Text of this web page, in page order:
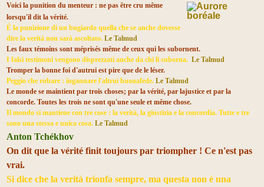
Voici la punition du menteur : ne pas être cru même
lorsqu'il dit la vérité.
É la punizione di un bugiardo quella che se anche dovesse
dire la verità non sarà ascoltato. Le Talmud
Les faux témoins sont méprisés même de ceux qui les subornent.
I falsi testimoni vengono disprezzati anche da chi li suborna. Le Talmud
Tromper la bonne foi d'autrui est pire que de le léser.
Peggio che rubare : ingannare l'altrui buonafede. Le Talmud
Le monde se maintient par trois choses; par la vérité, par lajustice et par la
concorde. Toutes les trois ne sont qu'une seule et même chose.
Il mondo si mantiene con tre cose : la verità, la giustizia e la concordia. Tutte e tre
sono una stessa e unica cosa. Le Talmud
Anton Tchékhov
On dit que la vérité finit toujours par triompher ! Ce n'est pas
vrai.
Si dice che la verità trionfa sempre, ma questa non è una